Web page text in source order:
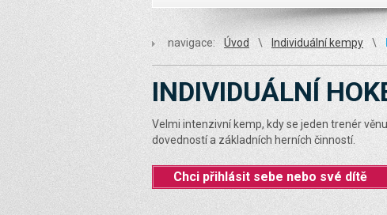
navigace: Úvod \ Individuální kempy \
INDIVIDUÁLNÍ
Velmi intenzivní kemp, kdy se jeden trenér
dovedností a základních herních činností.
Chci přihlásit sebe nebo své dítě